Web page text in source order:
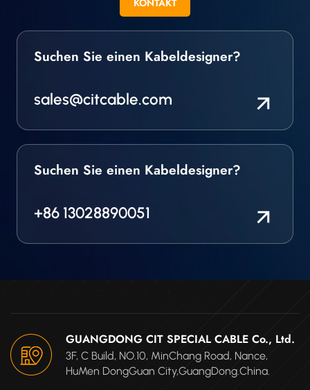
Suchen Sie einen Kabeldesigner?
sales@citcable.com
Suchen Sie einen Kabeldesigner?
+86 13028890051
GUANGDONG CIT SPECIAL CABLE Co., Ltd.
3F, C Build, NO.10, MinChang Road, Nance,
HuMen DongGuan City,GuangDong.China.